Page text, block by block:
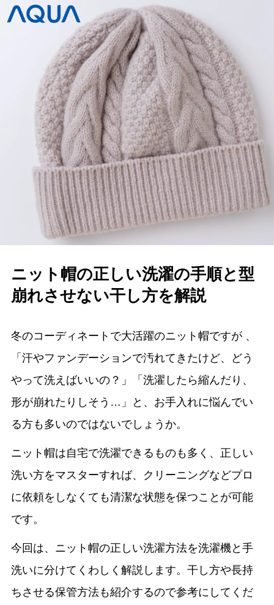
ニット帽の正しい洗濯の手順と型
崩れさせない干し方を解説
冬のコーディネートで大活躍のニット帽ですが 、
「汗やファンデーションで汚れてきたけど、どう
やって洗えばいいの？」「洗濯したら縮んだり、
形が崩れたりしそう…」と、お手入れに悩んでい
る方も多いのではないでしょうか。
ニット帽は自宅で洗濯できるものも多く、正しい
洗い方をマスターすれば、クリーニングなどプロ
に依頼をしなくても清潔な状態を保つことが可能
です。
今回は、ニット帽の正しい洗濯方法を洗濯機と手
洗いに分けてくわしく解説します。干し方や長持
ちさせる保管方法も紹介するので参考にしてくだ